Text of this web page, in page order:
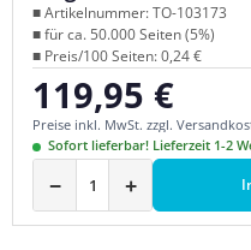
■ Artikelnummer: TO-103173
■ für ca. 50.000 Seiten (5%)
■ Preis/100 Seiten: 0,24 €
Regulärer Preis:
119,95 €
Preise inkl. MwSt. zzgl.
Sofort lieferbar! Lieferzeit 1-2
− +